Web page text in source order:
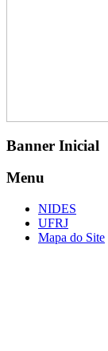
Banner Inicial
Menu
NIDES
UFRJ
Mapa do Site